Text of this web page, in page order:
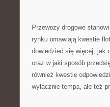
Przewozy drogowe
rynku omawiają kwestie
dowiedzieć się więcej, jak
oraz w jaki sposób
również kwestie
wyłącznie tempa, ale też